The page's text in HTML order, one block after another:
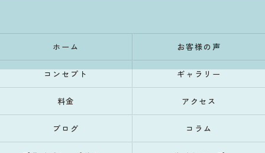
ホーム お客様の声
コンセプト ギャラリー
料金 アクセス
ブログ コラム